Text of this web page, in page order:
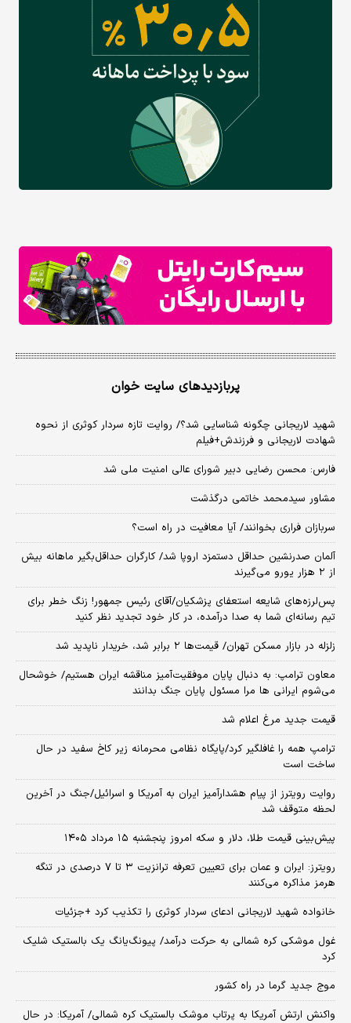
پربازدیدهای سایت خوان
شهید لاریجانی چگونه شناسایی شد؟/ روایت تازه سردار کوثری از نحوه
شهادت لاریجانی و فرزندش+فیلم
فارس: محسن رضایی دبیر شورای عالی امنیت ملی شد
مشاور سیدمحمد خاتمی درگذشت
سربازان فراری بخوانند/ آیا معافیت در راه است؟
آلمان صدرنشین حداقل دستمزد اروپا شد/ کارگران حداقل‌بگیر ماهانه بیش
از ۲ هزار یورو می‌گیرند
پس‌لرزه‌های شایعه استعفای پزشکیان/آقای رئیس جمهور! زنگ خطر برای
تیم رسانه‌ای شما به صدا درآمده، در کار خود تجدید نظر کنید
زلزله در بازار مسکن تهران/ قیمت‌ها ۲ برابر شد، خریدار ناپدید شد
معاون ترامپ: به دنبال پایان موفقیت‌آمیز مناقشه ایران هستیم/ خوشحال
می‌شوم ایرانی ها مرا مسئول پایان جنگ بدانند
قیمت جدید مرغ اعلام شد
ترامپ همه را غافلگیر کرد/پایگاه نظامی محرمانه زیر کاخ سفید در حال
ساخت است
روایت رویترز از پیام هشدارآمیز ایران به آمریکا و اسرائیل/جنگ در آخرین
لحظه متوقف شد
پیش‌بینی قیمت طلا، دلار و سکه امروز پنجشنبه ۱۵ مرداد ۱۴۰۵
رویترز: ایران و عمان برای تعیین تعرفه ترانزیت ۳ تا ۷ درصدی در تنگه
هرمز مذاکره می‌کنند
خانواده شهید لاریجانی ادعای سردار کوثری را تکذیب کرد +جزئیات
غول موشکی کره شمالی به حرکت درآمد/ پیونگ‌یانگ یک بالستیک شلیک
کرد
موج جدید گرما در راه کشور
واکنش ارتش آمریکا به پرتاب موشک بالستیک کره شمالی/ آمریکا: در حال